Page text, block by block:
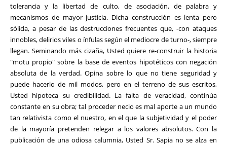
tolerancia y la libertad de culto, de asociación, de palabra y
mecanismos de mayor justicia. Dicha construcción es lenta pero
sólida, a pesar de las destrucciones frecuentes que, -con ataques
innobles, delirios viles o ínfulas según el mediocre de turno-, siempre
llegan. Seminando más cizaña, Usted quiere re-construir la historia
"motu propio" sobre la base de eventos hipotéticos con negación
absoluta de la verdad. Opina sobre lo que no tiene seguridad y
puede hacerlo de mil modos, pero en el terreno de sus escritos,
Usted hipoteca su credibilidad. La falta de veracidad, continúa
constante en su obra; tal proceder necio es mal aporte a un mundo
tan relativista como el nuestro, en el que la subjetividad y el poder
de la mayoría pretenden relegar a los valores absolutos. Con la
publicación de una odiosa calumnia, Usted Sr. Sapia no se alza en